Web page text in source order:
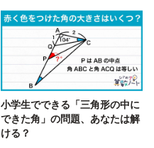
小学生でできる「三角形の中に
できた角」の問題、あなたは解
ける？